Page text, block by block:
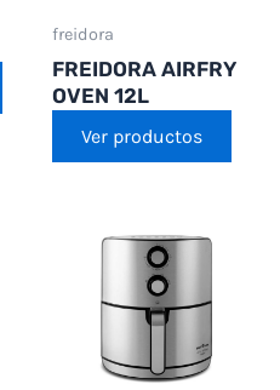
freidora
FREIDORA AIRFRY
OVEN 12L
Ver productos